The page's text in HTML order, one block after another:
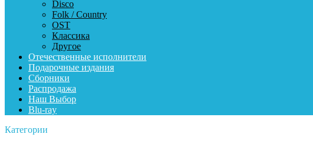
Disco
Folk / Country
OST
Классика
Другое
Отечественные исполнители
Подарочные издания
Сборники
Распродажа
Наш Выбор
Blu-ray
Категории